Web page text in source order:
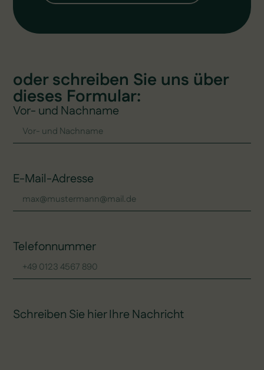
oder schreiben Sie uns über
dieses Formular:
Vor- und Nachname
E-Mail-Adresse
Telefonnummer
Schreiben Sie hier Ihre Nachricht